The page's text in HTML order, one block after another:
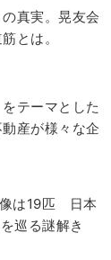
真実。晃友会
とは。
テーマとした
産が様々な企
は19匹 日本
巡る謎解き